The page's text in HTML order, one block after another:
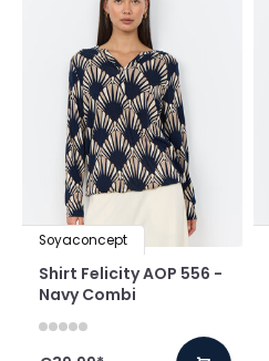
Soyaconcept
Shirt Felicity AOP 556 -
Navy Combi